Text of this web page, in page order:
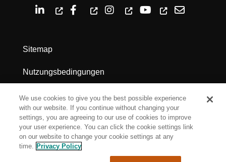
Sitemap
Nutzungsbedingungen
Datenschutz
Impressum
Cookie Settings
We use cookies to give you the best possible experience
with our website. If you continue without changing your
settings, you are agreeing to our use of cookies to improve
your user experience. You can click the cookie settings link
on our website to change your cookie settings at any
time. Privacy Policy